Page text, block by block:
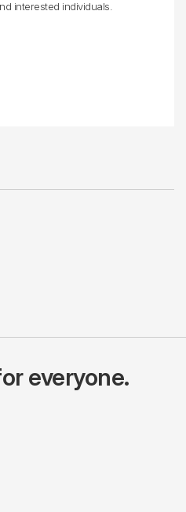
interested individuals.
everyone.